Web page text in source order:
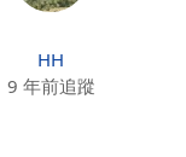
HH
9 年前追蹤